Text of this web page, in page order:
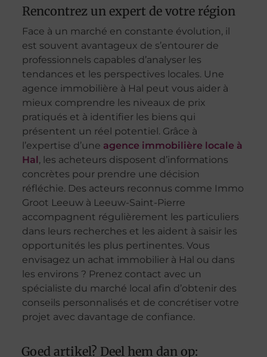
Rencontrez un expert de votre région
Face à un marché en constante évolution, il
est souvent avantageux de s’entourer de
professionnels capables d’analyser les
tendances et les perspectives locales. Une
agence immobilière à Hal peut vous aider à
mieux comprendre les niveaux de prix
pratiqués et à identifier les biens qui
présentent un réel potentiel. Grâce à
l’expertise d’une agence immobilière locale à
Hal, les acheteurs disposent d’informations
concrètes pour prendre une décision
réfléchie. Des acteurs reconnus comme Immo
Groot Leeuw à Leeuw-Saint-Pierre
accompagnent régulièrement les particuliers
dans leurs recherches et les aident à saisir les
opportunités les plus pertinentes. Vous
envisagez un achat immobilier à Hal ou dans
les environs ? Prenez contact avec un
spécialiste du marché local afin d’obtenir des
conseils personnalisés et de concrétiser votre
projet avec davantage de confiance.
Goed artikel? Deel hem dan op: